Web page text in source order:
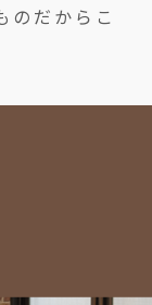
のだからこ